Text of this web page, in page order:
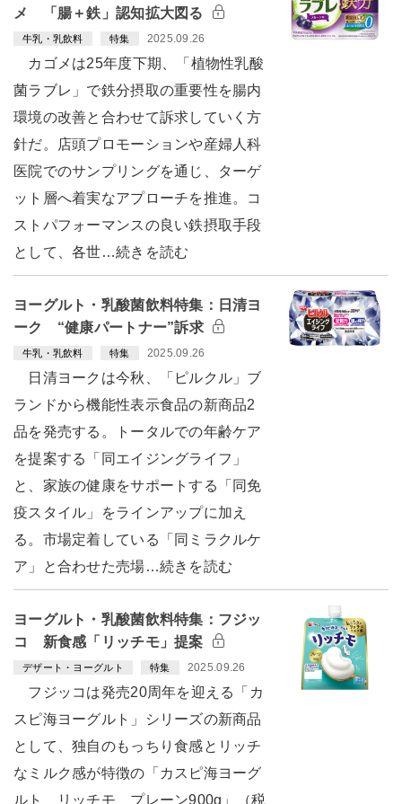
メ 「腸＋鉄」認知拡大図る
牛乳・乳飲料 特集 2025.09.26
カゴメは25年度下期、「植物性乳酸
菌ラブレ」で鉄分摂取の重要性を腸内
環境の改善と合わせて訴求していく方
針だ。店頭プロモーションや産婦人科
医院でのサンプリングを通じ、ターゲ
ット層へ着実なアプローチを推進。コ
ストパフォーマンスの良い鉄摂取手段
として、各世…続きを読む
ヨーグルト・乳酸菌飲料特集：日清ヨ
ーク “健康パートナー”訴求
牛乳・乳飲料 特集 2025.09.26
日清ヨークは今秋、「ピルクル」ブ
ランドから機能性表示食品の新商品2
品を発売する。トータルでの年齢ケア
を提案する「同エイジングライフ」
と、家族の健康をサポートする「同免
疫スタイル」をラインアップに加え
る。市場定着している「同ミラクルケ
ア」と合わせた売場…続きを読む
ヨーグルト・乳酸菌飲料特集：フジッ
コ 新食感「リッチモ」提案
デザート・ヨーグルト 特集 2025.09.26
フジッコは発売20周年を迎える「カ
スピ海ヨーグルト」シリーズの新商品
として、独自のもっちり食感とリッチ
なミルク感が特徴の「カスピ海ヨーグ
ルト リッチモ プレーン900g」（税